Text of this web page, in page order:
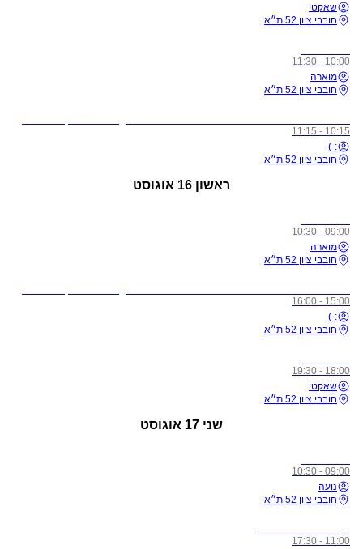
שאקטי
חובבי ציון 52 ת״א
10:00 - 11:30
מוארה
חובבי ציון 52 ת״א
10:15 - 11:15
:-)
חובבי ציון 52 ת״א
ראשון 16 אוגוסט
09:00 - 10:30
מוארה
חובבי ציון 52 ת״א
15:00 - 16:00
:-)
חובבי ציון 52 ת״א
18:00 - 19:30
שאקטי
חובבי ציון 52 ת״א
שני 17 אוגוסט
09:00 - 10:30
נועה
חובבי ציון 52 ת״א
11:00 - 17:30